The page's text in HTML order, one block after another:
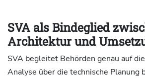
SVA als Bindeglied
Architektur und
SVA begleitet Behörden genau auf
Analyse über die technische Planung